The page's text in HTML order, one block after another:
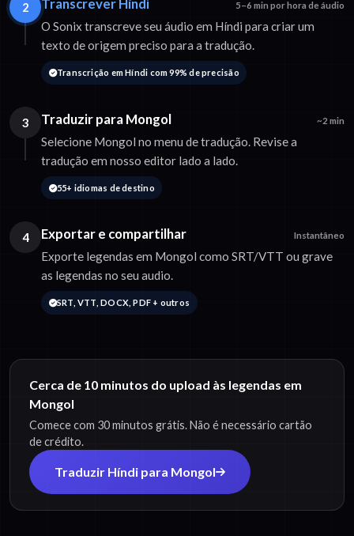
2 Transcrever Híndi 5–6 min por hora de áudio
O Sonix transcreve seu áudio em Híndi para criar um
texto de origem preciso para a tradução.
Transcrição em Híndi com 99% de precisão
3 Traduzir para Mongol ~2 min
Selecione Mongol no menu de tradução. Revise a
tradução em nosso editor lado a lado.
55+ idiomas de destino
4 Exportar e compartilhar Instantâneo
Exporte legendas em Mongol como SRT/VTT ou grave
as legendas no seu audio.
SRT, VTT, DOCX, PDF + outros
Cerca de 10 minutos do upload às legendas em
Mongol
Comece com 30 minutos grátis. Não é necessário cartão
de crédito.
Traduzir Híndi para Mongol